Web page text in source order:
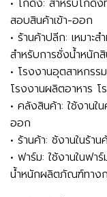
• โกดัง: สำหรับโกดั
สอบสินค้าเข้า-ออก
• ร้านค้าปลีก: เหมาะ
สำหรับการชั่งน้ำหนัก
• โรงงานอุตสาหกรร
โรงงานผลิตอาหาร
• คลังสินค้า: ใช้งานใ
ออก
• ร้านค้า: ช้งานในร้า
• ฟาร์ม: ใช้งานในฟ
น้ำหนักผลิตภัณฑ์ทาง